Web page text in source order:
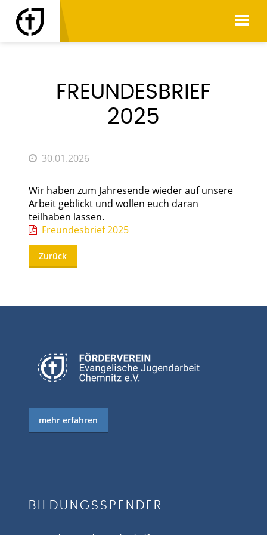
AKTUELLES
FREUNDESBRIEF
2025
30.01.2026
Wir haben zum Jahresende wieder auf unsere
Arbeit geblickt und wollen euch daran
teilhaben lassen.
Freundesbrief 2025
Zurück
mehr erfahren
BILDUNGSSPENDER